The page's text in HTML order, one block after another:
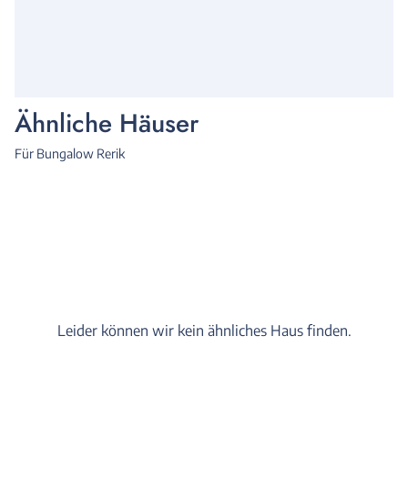
Ähnliche Häuser
Für Bungalow Rerik
Leider können wir kein ähnliches Haus finden.